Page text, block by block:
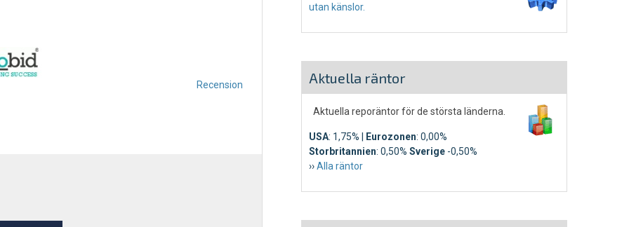
Recension
utan känslor.
Aktuella räntor
Aktuella reporäntor för de största länderna.
USA: 1,75% | Eurozonen: 0,00%
Storbritannien: 0,50% Sverige-0,50%
››Alla räntor